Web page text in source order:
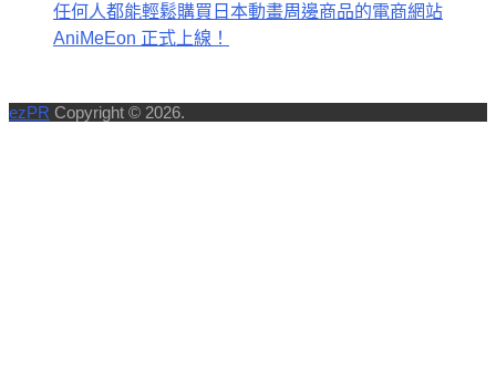
任何人都能輕鬆購買日本動畫周邊商品的電商網站
AniMeEon 正式上線！
ezPR Copyright © 2026.